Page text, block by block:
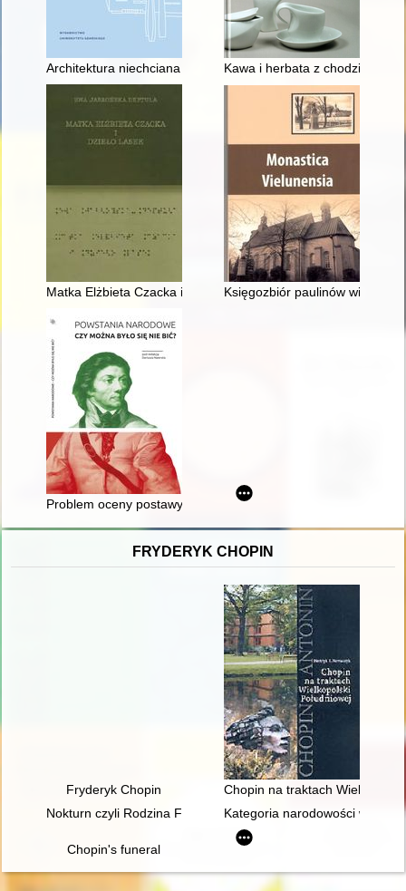
Architektura niechciana w powiecie gdańskim i Pruszczu
Kawa i herbata z chodzieskiej
Matka Elżbieta Czacka i dzieło Lasek. T. 5Księgozbiór paulinów
Problem oceny postawy dowódcy w sytuacji granicznej : finał
FRYDERYK CHOPIN
Fryderyk Chopin
Chopin na traktach
Nokturn czyli Rodzina Fryderyka Chopina i Warszawa w
Kategoria narodowości w
Chopin's funeral